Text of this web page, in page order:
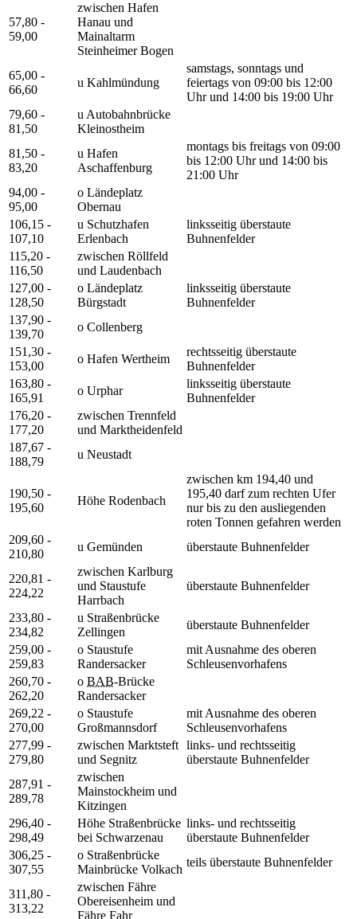
57,80 -
59,00
zwischen Hafen
Hanau und
Mainaltarm
Steinheimer Bogen
65,00 -
66,60
u Kahlmündung
samstags, sonntags und
feiertags von 09:00 bis 12:00
Uhr und 14:00 bis 19:00 Uhr
79,60 -
81,50
u Autobahnbrücke
Kleinostheim
81,50 -
83,20
u Hafen
Aschaffenburg
montags bis freitags von 09:00
bis 12:00 Uhr und 14:00 bis
21:00 Uhr
94,00 -
95,00
o Ländeplatz
Obernau
106,15 -
107,10
u Schutzhafen
Erlenbach
linksseitig überstaute
Buhnenfelder
115,20 -
116,50
zwischen Röllfeld
und Laudenbach
127,00 -
128,50
o Ländeplatz
Bürgstadt
linksseitig überstaute
Buhnenfelder
137,90 -
139,70
o Collenberg
151,30 -
153,00
o Hafen Wertheim
rechtsseitig überstaute
Buhnenfelder
163,80 -
165,91
o Urphar
linksseitig überstaute
Buhnenfelder
176,20 -
177,20
zwischen Trennfeld
und Marktheidenfeld
187,67 -
188,79
u Neustadt
190,50 -
195,60
Höhe Rodenbach
zwischen km 194,40 und
195,40 darf zum rechten Ufer
nur bis zu den ausliegenden
roten Tonnen gefahren werden
209,60 -
210,80
u Gemünden überstaute Buhnenfelder
220,81 -
224,22
zwischen Karlburg
und Staustufe
Harrbach
überstaute Buhnenfelder
233,80 -
234,82
u Straßenbrücke
Zellingen
überstaute Buhnenfelder
259,00 -
259,83
o Staustufe
Randersacker
mit Ausnahme des oberen
Schleusenvorhafens
260,70 -
262,20
o BAB-Brücke
Randersacker
269,22 -
270,00
o Staustufe
Großmannsdorf
mit Ausnahme des oberen
Schleusenvorhafens
277,99 -
279,80
zwischen Marktsteft
und Segnitz
links- und rechtsseitig
überstaute Buhnenfelder
287,91 -
289,78
zwischen
Mainstockheim und
Kitzingen
296,40 -
298,49
Höhe Straßenbrücke
bei Schwarzenau
links- und rechtsseitig
überstaute Buhnenfelder
306,25 -
307,55
o Straßenbrücke
Mainbrücke Volkach
teils überstaute Buhnenfelder
311,80 -
313,22
zwischen Fähre
Obereisenheim und
Fähre Fahr